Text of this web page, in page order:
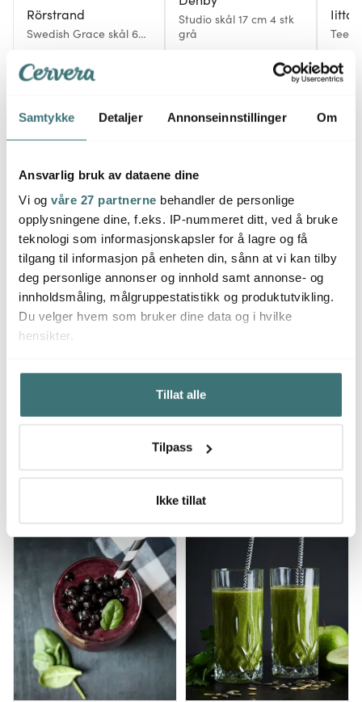
Samtykke Detaljer Annonseinnstillinger Om
Ansvarlig bruk av dataene dine
Vi og våre 27 partnerne behandler de personlige
opplysningene dine, f.eks. IP-nummeret ditt, ved å bruke
teknologi som informasjonskapsler for å lagre og få
tilgang til informasjon på enheten din, sånn at vi kan tilby
deg personlige annonser og innhold samt annonse- og
innholdsmåling, målgruppestatistikk og produktutvikling.
Du velger hvem som bruker dine data og i hvilke
hensikter.
Hvis du gir oss lov, vil vi også gjerne:
Innhente informasjon om den geografiske
beliggenheten din, som kan være nøyaktig innenfor
Identifisere enheten din ved å aktivt skanne den for
kan du lese om hvordan dine personlige
brukes. Du kan hele tiden endre eller trekke tilbake ditt
samtykke fra erklæringen om informasjonskapsler.
Vi bruker informasjonskapsler for å gi innhold og
annonser et personlig preg, for å levere sosiale
mediefunksjoner og for å analysere trafikken vår. Vi deler
dessuten informasjon om hvordan du bruker nettstedet
vårt, med partnerne våre innen sosiale medier,
annonsering og analysearbeid, som kan kombinere den
Tillat alle
Tilpass
Ikke tillat
Rörstrand
Swedish Grace skål 60
1100 kr
På lager
Studio skål 17 cm 4 stk
grå
249
Flere oppskrifter på smoothie
Frisk og fruktfri grønn